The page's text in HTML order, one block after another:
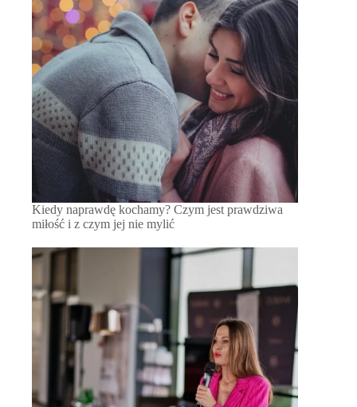
Kiedy naprawdę kochamy? Czym jest prawdziwa
miłość i z czym jej nie mylić